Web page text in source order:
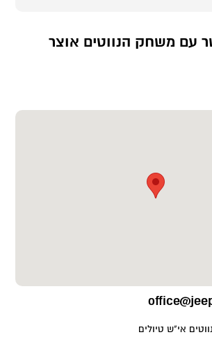
המשחק בסרטון זה.
אופניים, ברגל או בג'יפים 🙂
http://
עם משחק הנווטים אוצר
אי"ש טיולים